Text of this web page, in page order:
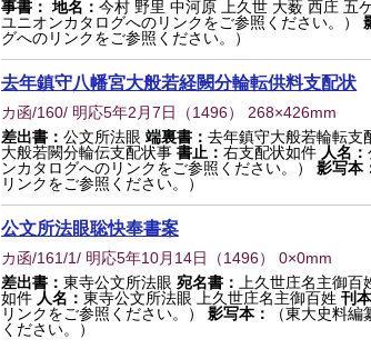
事書： 地名： 今村 野里 中河原 上久世 大薮 西庄 五
ユニオンカタログへのリンクをご参照ください。）
グへのリンクをご参照ください。）
去年鎮守八幡宮大般若経闕分輪転供料支配状
カ函/160/ 明応5年2月7日 （1496） 268×426mm
差出書： 公文所法眼 端裏書： 去年鎮守大般若輪転支
大般若闕分輪伝支配状事 書止： 右支配状如件 人名：
ンカタログへのリンクをご参照ください。）
影写本
リンクをご参照ください。）
公文所法眼聡快奉書案
カ函/161/1/ 明応5年10月14日 （1496） 0×0mm
差出書： 東寺公文所法眼 宛名書： 上久世庄名主御百
如件 人名： 東寺公文所法眼 上久世庄名主御百姓 刊
リンクをご参照ください。）
影写本：
（東大史料
ください。）